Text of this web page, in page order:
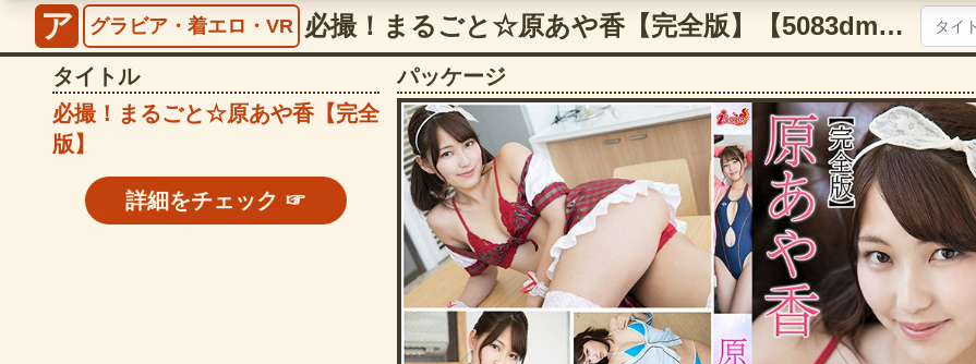
ア グラビア・着エロ・VR 必撮！まるごと☆原あや香【完全版】【5083dmi00032】
パッケージ
タイトル
必撮！まるごと☆原あや香【完全
版】
詳細をチェック ☞